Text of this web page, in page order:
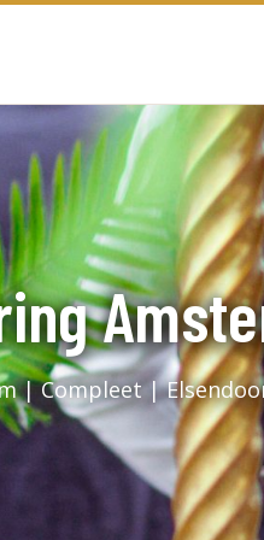
| Compleet |